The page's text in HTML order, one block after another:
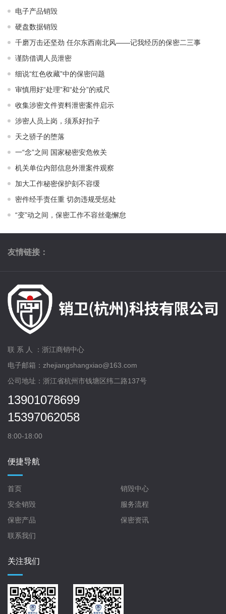
电子产品销毁
硬盘数据销毁
千磨万击还坚劲 任尔东西南北风——记我经历的保密二三事
谨防借调人员泄密
细说“红色收藏”中的保密问题
审慎用好“处理”和“处分”的戒尺
收集涉密文件资料泄密案件启示
涉密人员上岗，须系好扣子
天之骄子的堕落
一“念”之间 国家秘密安危攸关
机关单位内部信息外泄案件观察
加大工作秘密保护刻不容缓
密件经手责任重 切勿违规受惩处
“变”动之间，保密工作不容丝毫懈怠
友情链接：
联 系 人 ：浙江商销中心
电子邮箱：zhejiangshangxiao@163.com
公司地址：浙江省杭州市钱塘区纬二路137号
13901078699
15397062058
8:00-18:00
便捷导航
首页
销毁中心
安全销毁
服务流程
保密产品
保密资讯
联系我们
关注我们